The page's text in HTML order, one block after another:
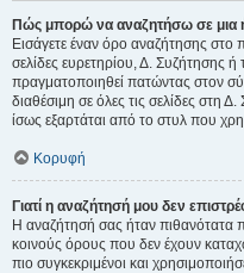
Πώς μπορώ να αναζητήσω σε μια
Εισάγετε έναν όρο αναζήτησης στο
σελίδες ευρετηρίου, Δ. Συζήτησης
πραγματοποιηθεί πατώντας στον
διαθέσιμη σε όλες τις σελίδες στη
ίσως εξαρτάται από το στυλ που
Κορυφή
Γιατί η αναζήτησή μου δεν
Η αναζήτησή σας ήταν πιθανότατα
κοινούς όρους που δεν έχουν
πιο συγκεκριμένοι και